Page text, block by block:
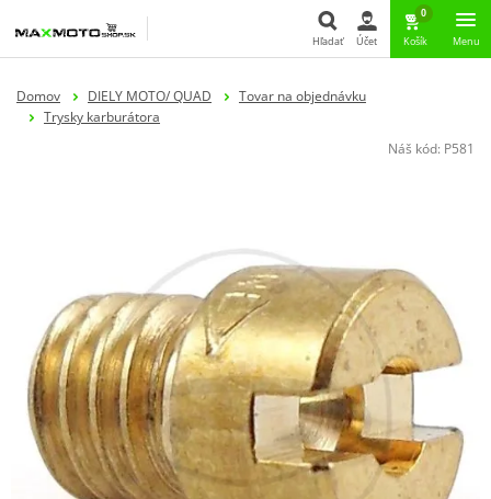
Hľadať Účet
0
Košík Menu
Domov DIELY MOTO/ QUAD
Tovar na objednávku
Trysky karburátora
Náš kód: P581